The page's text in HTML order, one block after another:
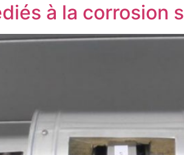
à la corrosion